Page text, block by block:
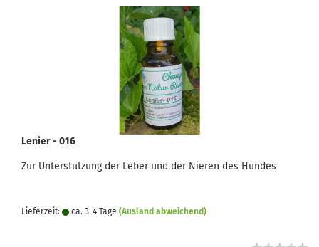
Lenier - 016
Zur Unterstützung der Leber und der Nieren des Hundes
Lieferzeit: ca. 3-4 Tage (Ausland abweichend)